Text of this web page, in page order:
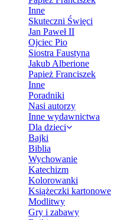
Inne
Skuteczni Święci
Jan Paweł II
Ojciec Pio
Siostra Faustyna
Jakub Alberione
Papież Franciszek
Inne
Poradniki
Nasi autorzy
Inne wydawnictwa
Dla dzieci
Bajki
Biblia
Wychowanie
Katechizm
Kolorowanki
Książeczki kartonowe
Modlitwy
Gry i zabawy